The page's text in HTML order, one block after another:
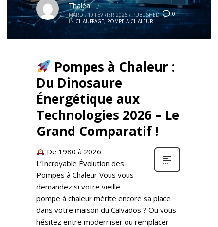
0
Thaléa
MARDI, 10 FÉVRIER 2026 / PUBLISHED
IN CHAUFFAGE, POMPE A CHALEUR
Pompes à Chaleur :
Du Dinosaure
Énergétique aux
Technologies 2026 – Le
Grand Comparatif !
De 1980 à 2026 :
L’Incroyable Évolution des
Pompes à Chaleur Vous vous
demandez si votre vieille
pompe à chaleur mérite encore sa place
dans votre maison du Calvados ? Ou vous
hésitez entre moderniser ou remplacer